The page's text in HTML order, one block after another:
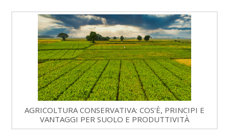
AGRICOLTURA CONSERVATIVA: COS’È, PRINCIPI E
VANTAGGI PER SUOLO E PRODUTTIVITÀ